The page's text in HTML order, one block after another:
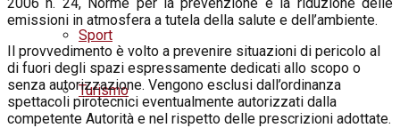
Sport
Turismo
emissioni in atmosfera a tutela della salute e dell’ambiente.
Il provvedimento è volto a prevenire situazioni di pericolo al
di fuori degli spazi espressamente dedicati allo scopo o
senza autorizzazione. Vengono esclusi dall’ordinanza
spettacoli pirotecnici eventualmente autorizzati dalla
competente Autorità e nel rispetto delle prescrizioni adottate.